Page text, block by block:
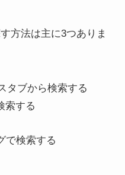
フォントに簡単コピペで変
可能！太字/日本語/英語お
すめ無料アプリサイト10
方法は主に3つありま
タブから検索する
索する
で検索する